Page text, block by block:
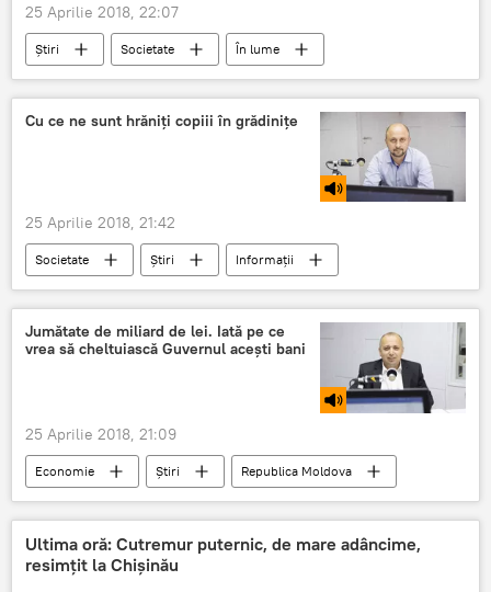
25 Aprilie 2018, 22:07
Știri Societate
În lume
Informații
Cutremure tot mai frecvente în România, resimțite și în Republica Moldova
Cu ce ne sunt hrăniți copiii în grădinițe
25 Aprilie 2018, 21:42
Societate Știri
Informații
Republica Moldova
Podcasturi
Moldova-Italia
Andrei Pavaloi
gradinite
copii
agenti economici
Jumătate de miliard de lei. Iată pe ce
vrea să cheltuiască Guvernul acești bani
25 Aprilie 2018, 21:09
Economie Știri
Republica Moldova
Podcasturi
Chisinau
Ştefan Creangă
Parlamentul Republicii Moldova
Ultima oră: Cutremur puternic, de mare adâncime,
resimţit la Chişinău